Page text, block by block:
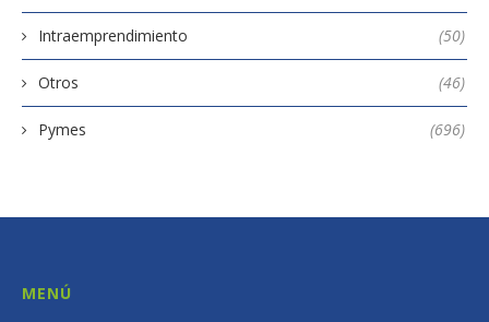
Intraemprendimiento (50)
Otros (46)
Pymes (696)
MENÚ